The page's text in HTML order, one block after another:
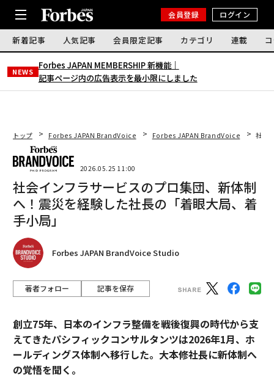
会員登録 ログイン
新着記事 人気記事 会員限定記事 カテゴリ 連載
NEWS
Forbes JAPAN MEMBERSHIP 新機能｜
記事ページ内の広告表示を最小限にしました
トップ Forbes JAPAN BrandVoice Forbes JAPAN BrandVoice 社会
2026.05.25 11:00
社会インフラサービスのプロ集団、新体制
へ！震災を経験した社長の「着眼大局、着
手小局」
Forbes JAPAN BrandVoice Studio
著者フォロー 記事を保存
創立75年、日本のインフラ整備を戦後復興の時代から支
えてきたパシフィックコンサルタンツは2026年1月、ホ
ールディングス体制へ移行した。大本修社長に新体制へ
の覚悟を聞く。